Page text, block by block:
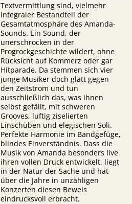
Textvermittlung sind, vielmehr
integraler Bestandteil der
Gesamtatmosphäre des Amanda-
Sounds. Ein Sound, der
unerschrocken in der
Progrockgeschichte wildert, ohne
Rücksicht auf Kommerz oder gar
Hitparade. Da stemmen sich vier
junge Musiker doch glatt gegen
den Zeitstrom und tun
ausschließlich das, was ihnen
selbst gefällt, mit schweren
Grooves, luftig ziselierten
Einschüben und elegischen Soli.
Perfekte Harmonie im Bandgefüge,
blindes Einverständnis. Dass die
Musik von Amanda besonders live
ihren vollen Druck entwickelt, liegt
in der Natur der Sache und hat
über die Jahre in unzähligen
Konzerten diesen Beweis
eindrucksvoll erbracht.